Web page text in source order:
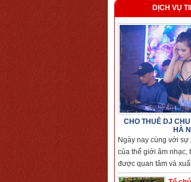
DỊCH VỤ
CHO THUÊ DJ
HÀ
Ngày nay cùng với sự
của thế giới âm nhạc,
được quan tâm và